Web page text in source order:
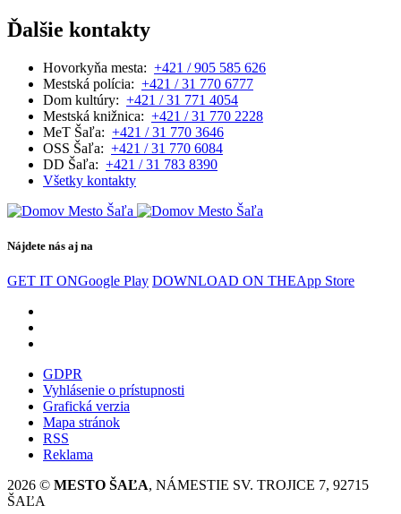
Ďalšie kontakty
Hovorkyňa mesta: +421 / 905 585 626
Mestská polícia: +421 / 31 770 6777
Dom kultúry: +421 / 31 771 4054
Mestská knižnica: +421 / 31 770 2228
MeT Šaľa: +421 / 31 770 3646
OSS Šaľa: +421 / 31 770 6084
DD Šaľa: +421 / 31 783 8390
Všetky kontakty
Nájdete nás aj na
GET IT ONGoogle Play DOWNLOAD ON THEApp Store
GDPR
Vyhlásenie o prístupnosti
Grafická verzia
Mapa stránok
RSS
Reklama
2026 © MESTO ŠAĽA, NÁMESTIE SV. TROJICE 7, 92715
ŠAĽA